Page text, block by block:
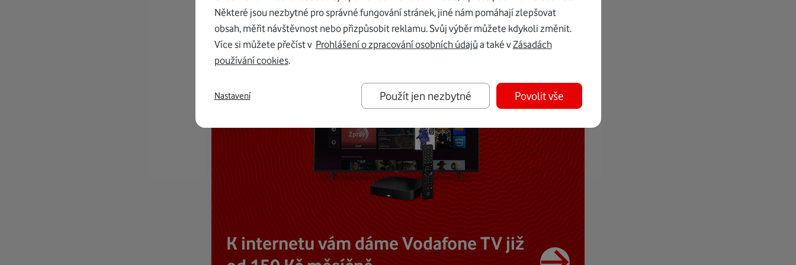
K internetu vám dáme Vodafone TV již
Některé jsou nezbytné pro správné fungování stránek, jiné nám pomáhají zlepšovat
obsah, měřit návštěvnost nebo přizpůsobit reklamu. Svůj výběr můžete kdykoli změnit.
Více si můžete přečíst v Prohlášení o zpracování osobních údajů a také vZásadách
používání cookies.
Použít jen nezbytné Povolit vše
Nastavení